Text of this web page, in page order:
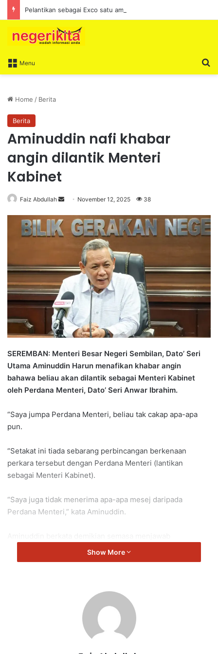
Menu
Home / Berita
Berita
Aminuddin nafi khabar
angin dilantik Menteri
Kabinet
Faiz Abdullah
e
m
a
i
l
November 12, 2025 38
SEREMBAN: Menteri Besar Negeri Sembilan, Dato’ Seri
Utama Aminuddin Harun menafikan khabar angin
bahawa beliau akan dilantik sebagai Menteri Kabinet
oleh Perdana Menteri, Dato’ Seri Anwar Ibrahim.
“Saya jumpa Perdana Menteri, beliau tak cakap apa-apa
pun.
“Setakat ini tiada sebarang perbincangan berkenaan
perkara tersebut dengan Perdana Menteri (lantikan
sebagai Menteri Kabinet).
“Saya juga tidak menerima apa-apa mesej daripada
Perdana Menteri,” kata Aminuddin.
pertanyaan wartawan di Sidang Media Pasca Mesyuarat
Exco di Wisma Negeri.
spekulasi tentang rombakan kabinet yang dijangka
diumumkan oleh Anwar pada awal Disember ini.
Ini berikutan akan ada empat kekosongan jawatan
Show More